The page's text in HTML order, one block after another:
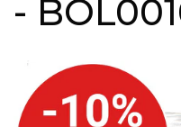
-